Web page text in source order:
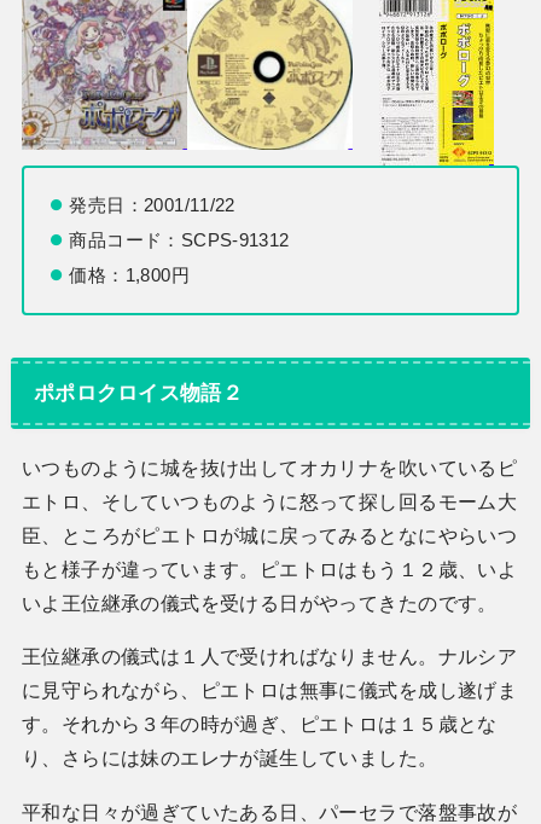
発売日：2001/11/22
商品コード：SCPS-91312
価格：1,800円
ポポロクロイス物語２
いつものように城を抜け出してオカリナを吹いているピ
エトロ、そしていつものように怒って探し回るモーム大
臣、ところがピエトロが城に戻ってみるとなにやらいつ
もと様子が違っています。ピエトロはもう１２歳、いよ
いよ王位継承の儀式を受ける日がやってきたのです。
王位継承の儀式は１人で受ければなりません。ナルシア
に見守られながら、ピエトロは無事に儀式を成し遂げま
す。それから３年の時が過ぎ、ピエトロは１５歳とな
り、さらには妹のエレナが誕生していました。
平和な日々が過ぎていたある日、パーセラで落盤事故が